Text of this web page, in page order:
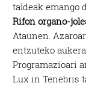
taldeak emango
Rifon organo-
Ataunen.
entzuteko
Programazioari
Lux in Tenebris